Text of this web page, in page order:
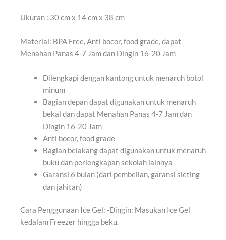
Ukuran : 30 cm x 14 cm x 38 cm
Material: BPA Free, Anti bocor, food grade, dapat
Menahan Panas 4-7 Jam dan Dingin 16-20 Jam
Dilengkapi dengan kantong untuk menaruh botol
minum
Bagian depan dapat digunakan untuk menaruh
bekal dan dapat Menahan Panas 4-7 Jam dan
Dingin 16-20 Jam
Anti bocor, food grade
Bagian belakang dapat digunakan untuk menaruh
buku dan perlengkapan sekolah lainnya
Garansi 6 bulan (dari pembelian, garansi sleting
dan jahitan)
Cara Penggunaan Ice Gel: -Dingin: Masukan Ice Gel
kedalam Freezer hingga beku.